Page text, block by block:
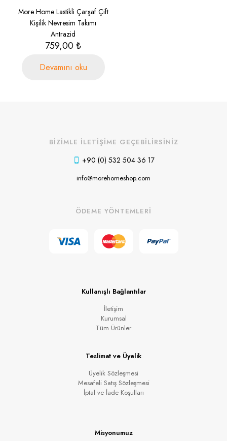
More Home Lastikli Çarşaf Çift
Kişilik Nevresim Takımı
Antrazid
759,00₺
Devamını oku
BİZİMLE İLETİŞİME GEÇEBİLİRSİNİZ
+90 (0) 532 504 36 17
info@morehomeshop.com
ÖDEME YÖNTEMLERİ
Kullanışlı Bağlantılar
İletişim
Kurumsal
Tüm Ürünler
Teslimat ve Üyelik
Üyelik Sözleşmesi
Mesafeli Satış Sözleşmesi
İptal ve İade Koşulları
Misyonumuz